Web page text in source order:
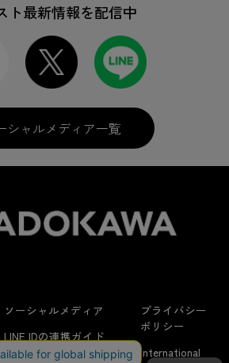
ト最新情報を配信中
シャルメディア一覧
ソーシャルメディア
LINE IDの連携ガイド
プライバシー
ポリシー
International